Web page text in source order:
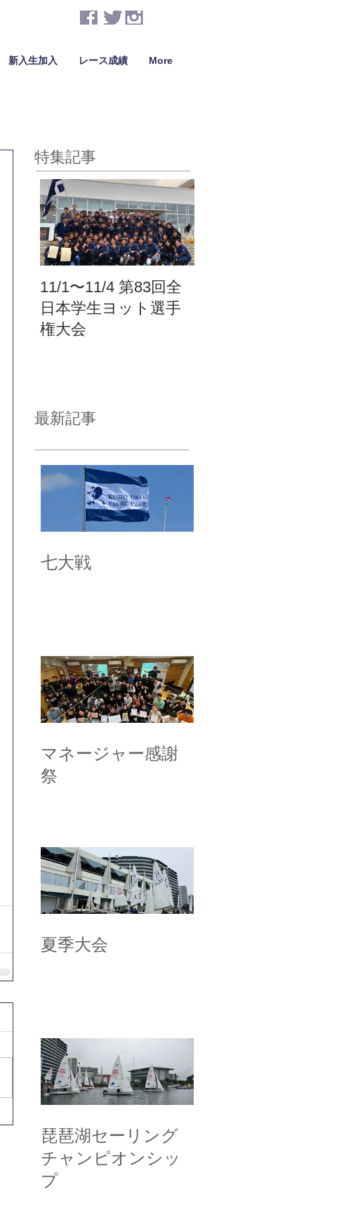
新入生加入 レース成績 More
特集記事
11/1〜11/4 第83回全
日本学生ヨット選手
権大会
最新記事
七大戦
マネージャー感謝
祭
夏季大会
琵琶湖セーリング
チャンピオンシッ
プ